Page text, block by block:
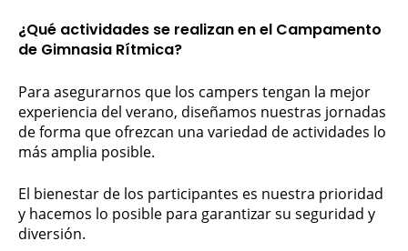
¿Qué actividades se realizan en el Campamento
de Gimnasia Rítmica?
Para asegurarnos que los campers tengan la mejor
experiencia del verano, diseñamos nuestras jornadas
de forma que ofrezcan una variedad de actividades lo
más amplia posible.
El bienestar de los participantes es nuestra prioridad
y hacemos lo posible para garantizar su seguridad y
diversión.